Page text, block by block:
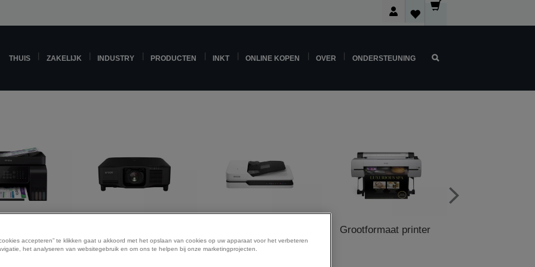
THUIS ZAKELIJK INDUSTRY PRODUCTEN INKT ONLINE KOPEN OVER ONDERSTEUNING
Grootformaat printer
accepteren” te klikken gaat u akkoord met het opslaan van cookies op uw apparaat voor het verbeteren
het analyseren van websitegebruik en om ons te helpen bij onze marketingprojecten.